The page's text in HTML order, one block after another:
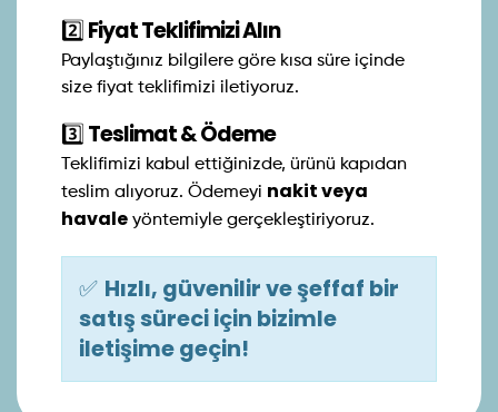
2️⃣ Fiyat Teklifimizi Alın
Paylaştığınız bilgilere göre kısa süre içinde
size fiyat teklifimizi iletiyoruz.
3️⃣ Teslimat & Ödeme
Teklifimizi kabul ettiğinizde, ürünü kapıdan
teslim alıyoruz. Ödemeyi nakit veya
havale yöntemiyle gerçekleştiriyoruz.
✅ Hızlı, güvenilir ve şeffaf bir
satış süreci için bizimle
iletişime geçin!